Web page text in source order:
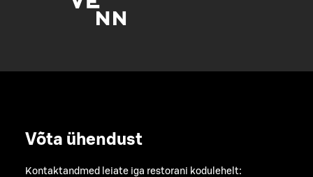
Võta ühendust
Kontaktandmed leiate iga restorani kodulehelt: